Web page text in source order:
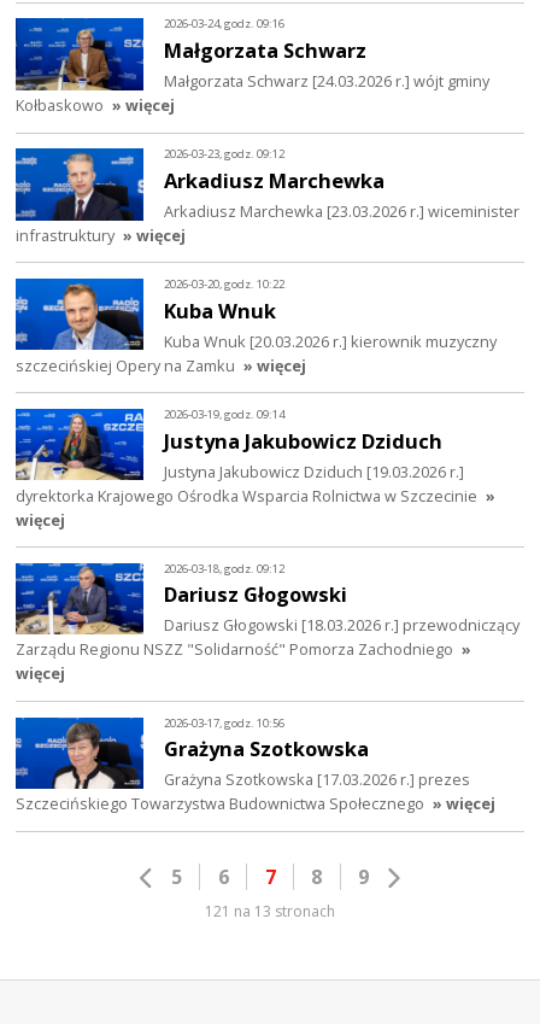
2026-03-24, godz. 09:16
Małgorzata Schwarz
Małgorzata Schwarz [24.03.2026 r.] wójt gminy
Kołbaskowo » więcej
2026-03-23, godz. 09:12
Arkadiusz Marchewka
Arkadiusz Marchewka [23.03.2026 r.] wiceminister
infrastruktury » więcej
2026-03-20, godz. 10:22
Kuba Wnuk
Kuba Wnuk [20.03.2026 r.] kierownik muzyczny
szczecińskiej Opery na Zamku » więcej
2026-03-19, godz. 09:14
Justyna Jakubowicz Dziduch
Justyna Jakubowicz Dziduch [19.03.2026 r.]
dyrektorka Krajowego Ośrodka Wsparcia Rolnictwa w Szczecinie »
więcej
2026-03-18, godz. 09:12
Dariusz Głogowski
Dariusz Głogowski [18.03.2026 r.] przewodniczący
Zarządu Regionu NSZZ "Solidarność" Pomorza Zachodniego »
więcej
2026-03-17, godz. 10:56
Grażyna Szotkowska
Grażyna Szotkowska [17.03.2026 r.] prezes
Szczecińskiego Towarzystwa Budownictwa Społecznego » więcej
5 6 7 8 9
121 na 13 stronach